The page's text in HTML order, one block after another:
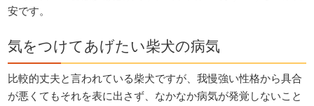
安です。
気をつけてあげたい柴犬の病気
比較的丈夫と言われている柴犬ですが、我慢強い性格から具合
が悪くてもそれを表に出さず、なかなか病気が発覚しないこと